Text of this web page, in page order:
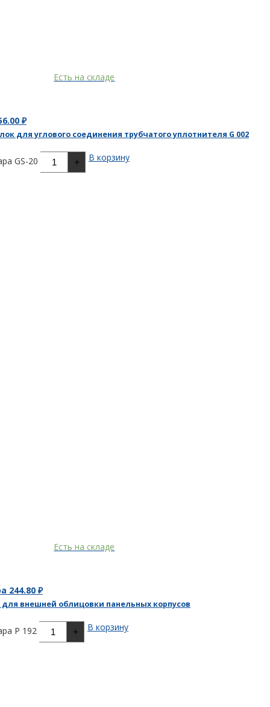
Есть на складе
₽
для углового соединения трубчатого уплотнителя G 002
GS-20 + В корзину
Есть на складе
244.80 ₽
внешней облицовки панельных корпусов
P 192 + В корзину